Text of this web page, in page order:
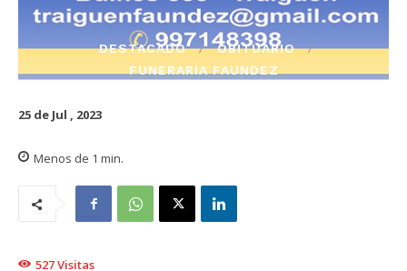
DESTACADO
OBITUARIO
FUNERARIA FAUNDEZ
25 de Jul , 2023
Menos de 1 min.
527Visitas